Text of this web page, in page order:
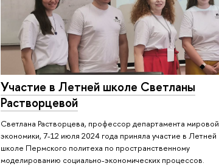
Участие в Летней школе Светланы
Растворцевой
Светлана Растворцева, профессор департамента мировой
экономики, 7-12 июля 2024 года приняла участие в Летней
школе Пермского политеха по пространственному
моделированию социально-экономических процессов.